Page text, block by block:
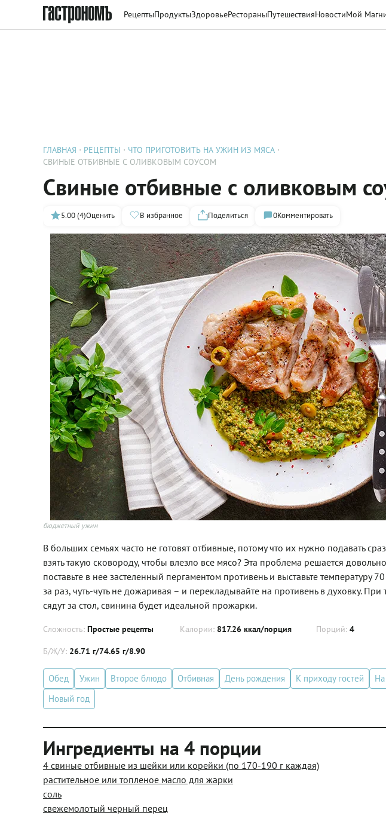
РецептыПродуктыЗдоровьеРестораныПутешествияНовостиМой
ГЛАВНАЯ РЕЦЕПТЫ
ЧТО ПРИГОТОВИТЬ НА УЖИН ИЗ МЯСА
СВИНЫЕ ОТБИВНЫЕ С ОЛИВКОВЫМ СОУСОМ
Свиные отбивные с оливковым
5.00 (4)Оценить В избранное Поделиться 0Комментировать
бюджетный ужин
В больших семьях часто не готовят отбивные, потому что их нужно подавать
взять такую сковороду, чтобы влезло все мясо? Эта проблема решается
поставьте в нее застеленный пергаментом противень и выставьте
за раз, чуть-чуть не дожаривая – и перекладывайте на противень в духовку. При
сядут за стол, свинина будет идеальной прожарки.
Сложность: Простые рецепты Калории: 817.26 ккал/порция Порций: 4
Б/Ж/У: 26.71 г/74.65 г/8.90
Обед Ужин Второе блюдо Отбивная День рождения К приходу гостей
Новый год
Ингредиенты на 4 порции
4 свиные отбивные из шейки или корейки (по 170-190 г каждая)
растительное или топленое масло для жарки
соль
свежемолотый черный перец